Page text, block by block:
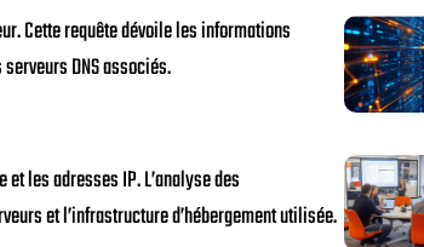
Cette requête dévoile les informations
DNS associés.
les adresses IP. L’analyse des
et l’infrastructure d’hébergement utilisée.